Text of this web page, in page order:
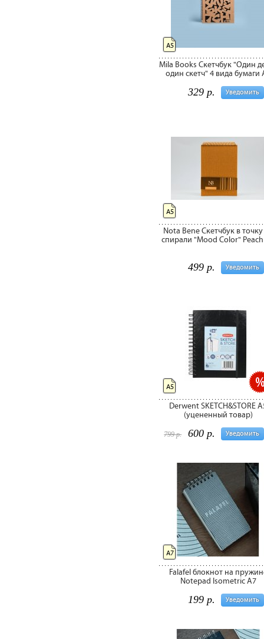
Mila Books Скетчбук "Один
один скетч" 4 вида бумаги
Уведомить
329 р.
А5
Nota Bene Скетчбук в
спирали "Mood Color"
Уведомить
499 р.
А5
Derwent SKETCH&STORE
(уцененный товар)
Уведомить
799 р. 600 р.
А5
Falafel блокнот на
Notepad Isometric А7
Уведомить
199 р.
А7